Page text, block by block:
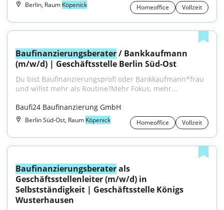
Berlin, Raum Köpenick Homeoffice Vollzeit
Baufinanzierungsberater / Bankkaufmann
(m/w/d) | Geschäftsstelle Berlin Süd-Ost
Du bist Baufinanzierungsprofi oder Bankkaufmann*frau
und willst mehr als Routine?Mehr Fokus, mehr...
Baufi24 Baufinanzierung GmbH
Berlin Süd-Ost, Raum Köpenick Homeoffice Vollzeit
Baufinanzierungsberater als
Geschäftsstellenleiter (m/w/d) in
Selbstständigkeit | Geschäftsstelle Königs
Wusterhausen